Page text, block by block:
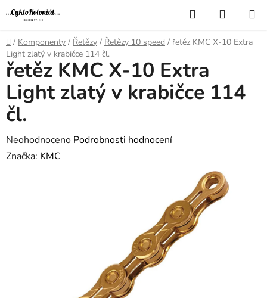
Přejít
na
obsah
Hledat
KOŠÍK
Domů
/ Komponenty / Řetězy / Řetězy 10 speed / řetěz KMC X-10 Extra
Light zlatý v krabičce 114 čl.
řetěz KMC X-10 Extra
Light zlatý v krabičce 114
čl.
Průměrné
hodnocení
Neohodnoceno Podrobnosti hodnocení
Značka: KMC